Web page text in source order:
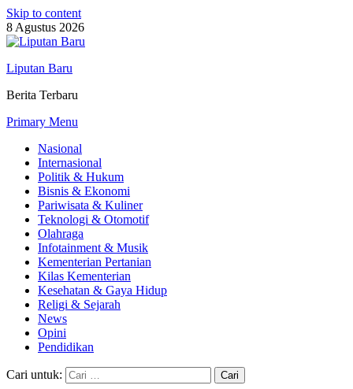
Skip to content
8 Agustus 2026
Liputan Baru
Berita Terbaru
Primary Menu
Nasional
Internasional
Politik & Hukum
Bisnis & Ekonomi
Pariwisata & Kuliner
Teknologi & Otomotif
Olahraga
Infotainment & Musik
Kementerian Pertanian
Kilas Kementerian
Kesehatan & Gaya Hidup
Religi & Sejarah
News
Opini
Pendidikan
Cari untuk: